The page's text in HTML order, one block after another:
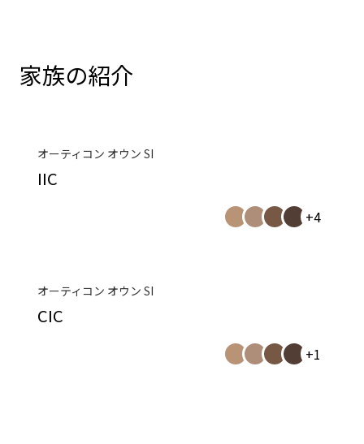
家族の紹介
オーティコン オウン SI
IIC
+4
オーティコン オウン SI
CIC
+1